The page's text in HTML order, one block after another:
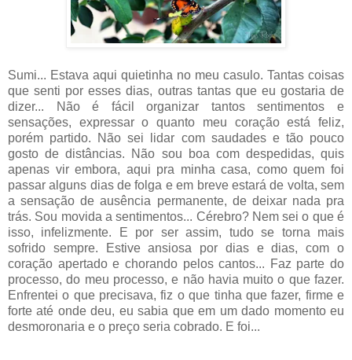
Sumi... Estava aqui quietinha no meu casulo. Tantas coisas
que senti por esses dias, outras tantas que eu gostaria de
dizer... Não é fácil organizar tantos sentimentos e
sensações, expressar o quanto meu coração está feliz,
porém partido. Não sei lidar com saudades e tão pouco
gosto de distâncias. Não sou boa com despedidas, quis
apenas vir embora, aqui pra minha casa, como quem foi
passar alguns dias de folga e em breve estará de volta, sem
a sensação de ausência permanente, de deixar nada pra
trás. Sou movida a sentimentos... Cérebro? Nem sei o que é
isso, infelizmente. E por ser assim, tudo se torna mais
sofrido sempre. Estive ansiosa por dias e dias, com o
coração apertado e chorando pelos cantos... Faz parte do
processo, do meu processo, e não havia muito o que fazer.
Enfrentei o que precisava, fiz o que tinha que fazer, firme e
forte até onde deu, eu sabia que em um dado momento eu
desmoronaria e o preço seria cobrado. E foi...